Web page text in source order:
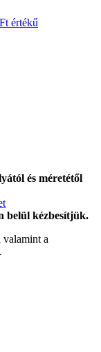
értékű
és méretétől
belül kézbesítjük.
valamint a